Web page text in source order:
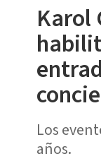
Karol
Los
años.